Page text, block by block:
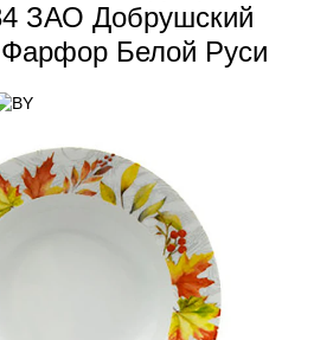
ЗАО Добрушский
Белой Руси